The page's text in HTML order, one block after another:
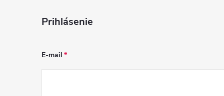
Prihlásenie
E-mail